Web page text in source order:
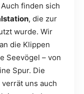
finden sich
, die zur
wurde. Wir
die Klippen
Seevögel – von
Spur. Die
uns auch